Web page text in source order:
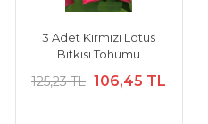
3 Adet Kırmızı Lotus
Bitkisi Tohumu
125,23 TL 106,45 TL